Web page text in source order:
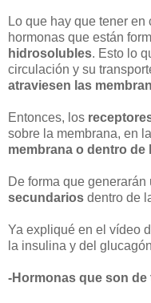
Lo que hay que tener
hormonas que están
hidrosolubles. Esto lo
circulación y su
atraviesen las
Entonces, los
sobre la membrana, en
membrana o dentro de
De forma que
secundarios dentro de
Ya expliqué en el vídeo
la insulina y del
-Hormonas que son